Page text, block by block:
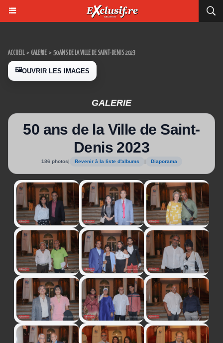
ACCUEIL > GALERIE > 50 ANS DE LA VILLE DE SAINT-DENIS 2023
🖼️OUVRIR LES IMAGES
GALERIE
50 ans de la Ville de Saint-
Denis 2023
186 photos| Revenir à la liste d'albums | Diaporama